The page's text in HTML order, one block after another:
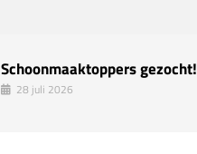
Schoonmaaktoppers gezocht!
28 juli 2026